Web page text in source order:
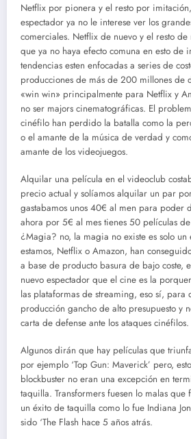
Netflix por pionera y el resto por
espectador ya no le interese ver los
comerciales. Netflix de nuevo y el resto
que ya no haya efecto comuna en esto de
tendencias esten enfocadas a series de
producciones de más de 200 millones de
«win win» principalmente para Netflix y
no ser majors cinematográficas. El
cinéfilo han perdido la batalla como la
o el amante de la música de verdad y
amante de los videojuegos.
Alquilar una película en el videoclub
precio actual y solíamos alquilar un par
gastabamos unos 40€ al men para poder
ahora por 5€ al mes tienes 50 películas
¿Magia? no, la magia no existe es solo un
estamos, Netflix o Amazon, han
a base de producto basura de bajo coste,
nuevo espectador que el cine es la
las plataformas de streaming, eso sí, para
producción gancho de alto presupuesto y
carta de defense ante los ataques cinéfilos.
Algunos dirán que hay películas que
por ejemplo ‘Top Gun: Maverick’ pero,
blockbuster no eran una excepción en
taquilla. Transformers fuesen lo malas que
un éxito de taquilla como lo fue Indiana
sido ‘The Flash hace 5 años atrás.